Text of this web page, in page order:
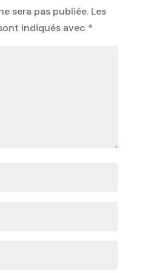
sera pas publiée. Les
indiqués avec *